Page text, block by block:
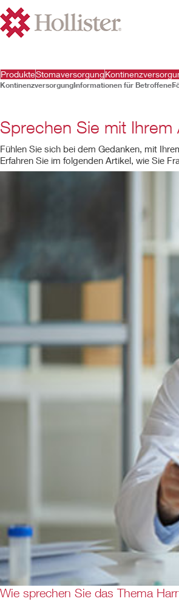
ProdukteStomaversorgung
KontinenzversorgungInformationen für Betroffene
Sprechen Sie mit
Fühlen Sie sich bei dem Gedanken, mit
Erfahren Sie im folgenden Artikel, wie Sie
Wie sprechen Sie das Thema